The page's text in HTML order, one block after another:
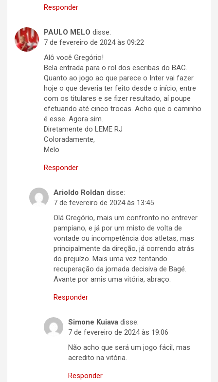
Responder
PAULO MELO disse:
7 de fevereiro de 2024 às 09:22
Alô você Gregório!
Bela entrada para o rol dos escribas do BAC.
Quanto ao jogo ao que parece o Inter vai fazer
hoje o que deveria ter feito desde o início, entre
com os titulares e se fizer resultado, aí poupe
efetuando até cinco trocas. Acho que o caminho
é esse. Agora sim.
Diretamente do LEME RJ
Coloradamente,
Melo
Responder
Arioldo Roldan disse:
7 de fevereiro de 2024 às 13:45
Olá Gregório, mais um confronto no entrever
pampiano, e já por um misto de volta de
vontade ou incompetência dos atletas, mas
principalmente da direção, já correndo atrás
do prejuízo. Mais uma vez tentando
recuperação da jornada decisiva de Bagé.
Avante por amis uma vitória, abraço.
Responder
Simone Kuiava disse:
7 de fevereiro de 2024 às 19:06
Não acho que será um jogo fácil, mas
acredito na vitória.
Responder